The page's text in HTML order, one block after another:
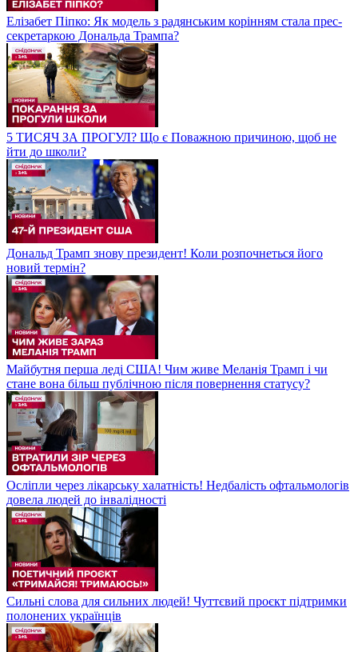
Елізабет Піпко: Як модель з радянським корінням стала прес-
секретаркою Дональда Трампа?
5 ТИСЯЧ ЗА ПРОГУЛ? Що є Поважною причиною, щоб не
йти до школи?
Дональд Трамп знову президент! Коли розпочнеться його
новий термін?
Майбутня перша леді США! Чим живе Меланія Трамп і чи
стане вона більш публічною після повернення статусу?
Осліпли через лікарську халатність! Недбалість офтальмологів
довела людей до інвалідності
Сильні слова для сильних людей! Чуттєвий проєкт підтримки
полонених українців